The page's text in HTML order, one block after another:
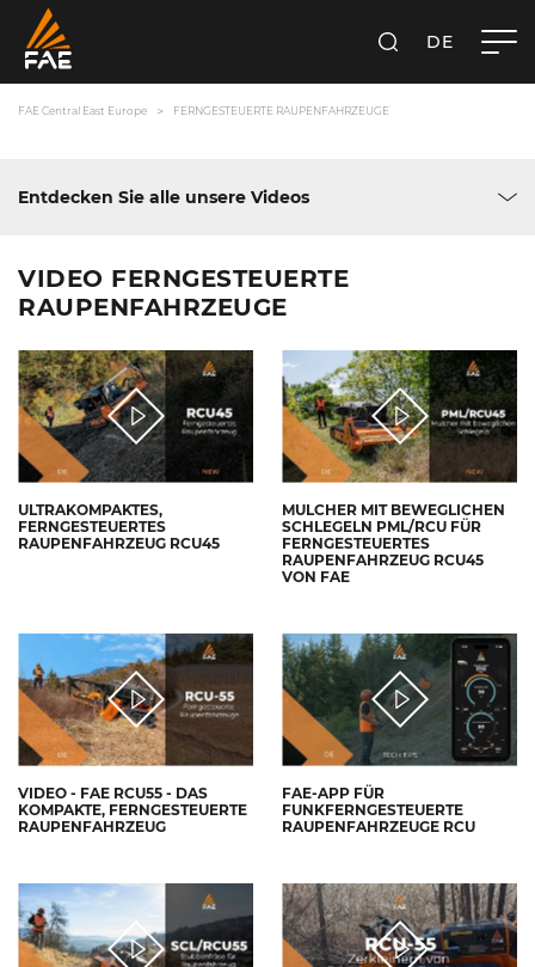
SUCHEN
DE
FAE Central East Europe FERNGESTEUERTE RAUPENFAHRZEUGE
Entdecken Sie alle unsere Videos
VIDEO FERNGESTEUERTE
RAUPENFAHRZEUGE
ULTRAKOMPAKTES,
FERNGESTEUERTES
RAUPENFAHRZEUG RCU45
MULCHER MIT BEWEGLICHEN
SCHLEGELN PML/RCU FÜR
FERNGESTEUERTES
RAUPENFAHRZEUG RCU45
VON FAE
VIDEO - FAE RCU55 - DAS
KOMPAKTE, FERNGESTEUERTE
RAUPENFAHRZEUG
FAE-APP FÜR
FUNKFERNGESTEUERTE
RAUPENFAHRZEUGE RCU